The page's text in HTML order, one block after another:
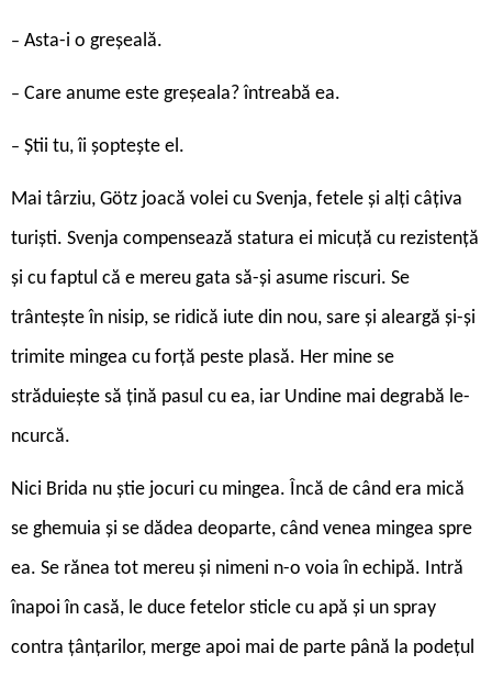
– Asta-i o greșeală.
– Care anume este greșeala? întreabă ea.
– Știi tu, îi șoptește el.
Mai târziu, Götz joacă volei cu Svenja, fetele și alți câțiva
turiști. Svenja compensează statura ei micuță cu rezistență
și cu faptul că e mereu gata să-și asume riscuri. Se
trântește în nisip, se ridică iute din nou, sare și aleargă și-și
trimite mingea cu forță peste plasă. Her mine se
străduiește să țină pasul cu ea, iar Undine mai degrabă le-
ncurcă.
Nici Brida nu știe jocuri cu mingea. Încă de când era mică
se ghemuia și se dădea deoparte, când venea mingea spre
ea. Se rănea tot mereu și nimeni n-o voia în echipă. Intră
înapoi în casă, le duce fetelor sticle cu apă și un spray
contra țânțarilor, merge apoi mai de parte până la podețul